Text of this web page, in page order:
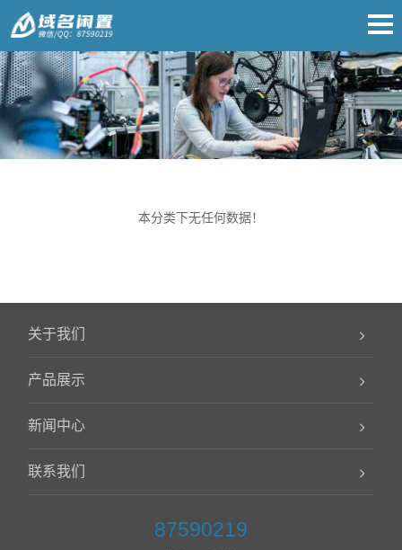
本分类下无任何数据！
关于我们
产品展示
新闻中心
联系我们
87590219